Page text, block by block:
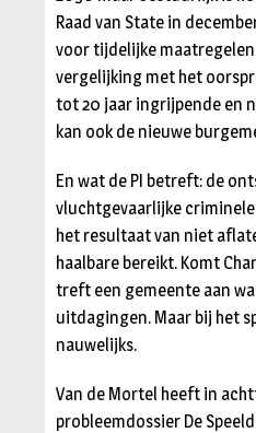
Raad van State in
voor tijdelijke
vergelijking met het
tot 20 jaar ingrijpende en
kan ook de nieuwe
En wat de PI betreft: de
vluchtgevaarlijke
het resultaat van niet
haalbare bereikt. Komt
treft een gemeente aan
uitdagingen. Maar bij het
nauwelijks.
Van de Mortel heeft in
probleemdossier De